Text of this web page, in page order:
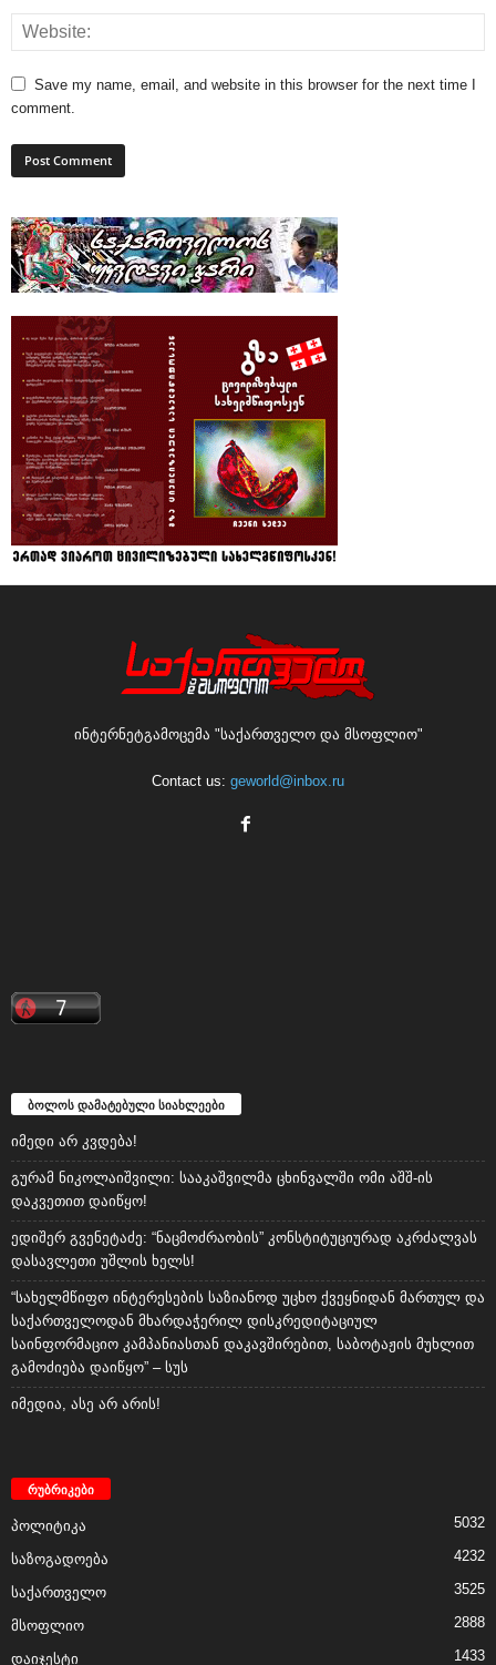
Save my name, email, and website in this browser for the next time I
comment.
ინტერნეტგამოცემა "საქართველო და მსოფლიო"
Contact us: geworld@inbox.ru
ბოლოს დამატებული სიახლეები
იმედი არ კვდება!
გურამ ნიკოლაიშვილი: სააკაშვილმა ცხინვალში ომი აშშ-ის
დაკვეთით დაიწყო!
ედიშერ გვენეტაძე: “ნაცმოძრაობის” კონსტიტუციურად აკრძალვას
დასავლეთი უშლის ხელს!
“სახელმწიფო ინტერესების საზიანოდ უცხო ქვეყნიდან მართულ და
საქართველოდან მხარდაჭერილ დისკრედიტაციულ
საინფორმაციო კამპანიასთან დაკავშირებით, საბოტაჟის მუხლით
გამოძიება დაიწყო” – სუს
იმედია, ასე არ არის!
რუბრიკები
პოლიტიკა 5032
საზოგადოება 4232
საქართველო 3525
მსოფლიო 2888
დაიჯესტი 1433